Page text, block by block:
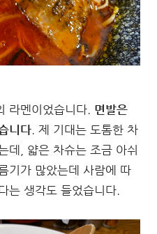
라멘이었습니다. 면발은
니다. 제 기대는 도톰한 차
데, 얇은 차슈는 조금 아쉬
기가 많았는데 사람에 따
는 생각도 들었습니다.